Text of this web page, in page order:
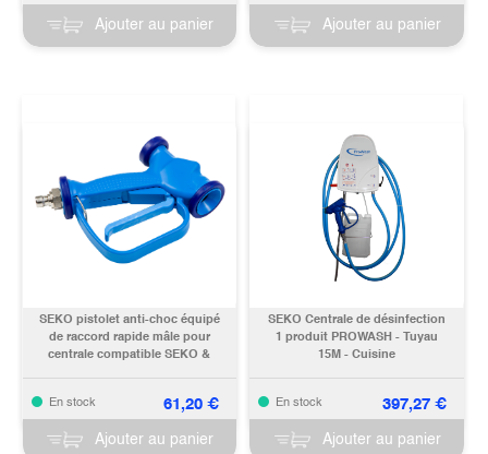
Ajouter au panier Ajouter au panier
SEKO pistolet anti-choc équipé
de raccord rapide mâle pour
centrale compatible SEKO &
En stock 61,20€
Ajouter au panier
SEKO Centrale de désinfection
1 produit PROWASH - Tuyau
15M - Cuisine
En stock 397,27€
Ajouter au panier